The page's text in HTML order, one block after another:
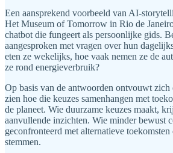
Een aansprekend voorbeeld van AI-
Het Museum of Tomorrow in Rio de
chatbot die fungeert als persoonlijke gids.
aangesproken met vragen over hun
eten ze wekelijks, hoe vaak nemen ze de
ze rond energieverbruik?
Op basis van de antwoorden ontvouwt zich
zien hoe die keuzes samenhangen met
de planeet. Wie duurzame keuzes maakt,
aanvullende inzichten. Wie minder bewust
geconfronteerd met alternatieve
stemmen.